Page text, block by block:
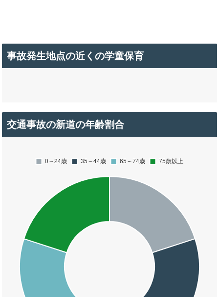
事故発生地点の近くの学童保育
交通事故の新道の年齢割合